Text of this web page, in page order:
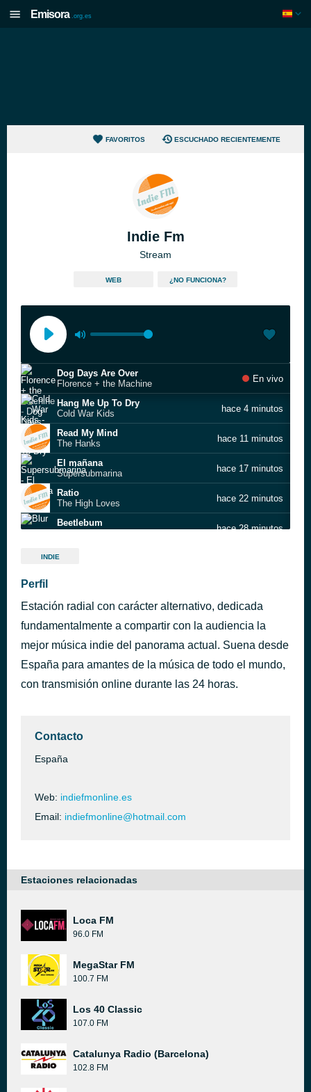
Emisora .org.es
FAVORITOS ESCUCHADO RECIENTEMENTE
Indie Fm
Stream
WEB ¿NO FUNCIONA?
Dog Days Are Over
Florence + the Machine
En vivo
Hang Me Up To Dry
Cold War Kids
hace 4 minutos
Read My Mind
The Hanks
hace 11 minutos
El mañana
Supersubmarina
hace 17 minutos
Ratio
The High Loves
hace 22 minutos
Beetlebum
hace 28 minutos
The Chase
I Don't Wanna Be in Love (dance)
Good Charlotte
Come as You Are
hace 47 minutos
INDIE
Perfil
Estación radial con carácter alternativo, dedicada
fundamentalmente a compartir con la audiencia la
mejor música indie del panorama actual. Suena desde
España para amantes de la música de todo el mundo,
con transmisión online durante las 24 horas.
Contacto
España
Web: indiefmonline.es
Email: indiefmonline@hotmail.com
Estaciones relacionadas
Loca FM
96.0 FM
MegaStar FM
100.7 FM
Los 40 Classic
107.0 FM
Catalunya Radio (Barcelona)
102.8 FM